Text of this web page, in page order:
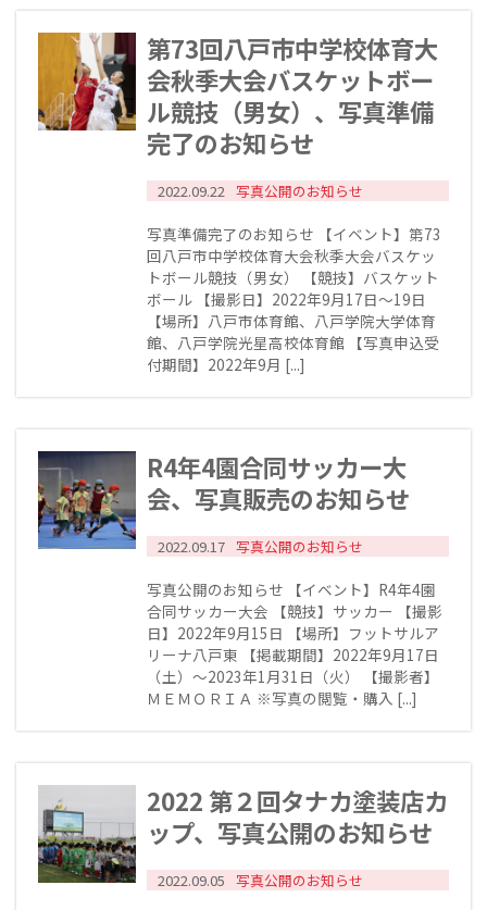
第73回八戸市中学校体育大
会秋季大会バスケットボー
ル競技（男女）、写真準備
完了のお知らせ
2022.09.22 写真公開のお知らせ
写真準備完了のお知らせ 【イベント】第73
回八戸市中学校体育大会秋季大会バスケッ
トボール競技（男女） 【競技】バスケット
ボール 【撮影日】2022年9月17日〜19日
【場所】八戸市体育館、八戸学院大学体育
館、八戸学院光星高校体育館 【写真申込受
付期間】2022年9月 [...]
R4年4園合同サッカー大
会、写真販売のお知らせ
2022.09.17 写真公開のお知らせ
写真公開のお知らせ 【イベント】R4年4園
合同サッカー大会 【競技】サッカー 【撮影
日】2022年9月15日 【場所】フットサルア
リーナ八戸東 【掲載期間】2022年9月17日
（土）～2023年1月31日（火） 【撮影者】
ＭＥＭＯＲＩＡ ※写真の閲覧・購入 [...]
2022 第２回タナカ塗装店カ
ップ、写真公開のお知らせ
2022.09.05 写真公開のお知らせ